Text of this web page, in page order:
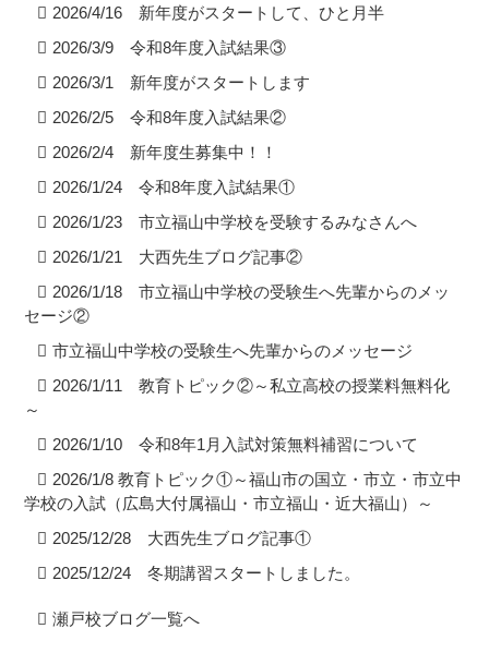
2026/4/16 新年度がスタートして、ひと月半
2026/3/9 令和8年度入試結果③
2026/3/1 新年度がスタートします
2026/2/5 令和8年度入試結果②
2026/2/4 新年度生募集中！！
2026/1/24 令和8年度入試結果①
2026/1/23 市立福山中学校を受験するみなさんへ
2026/1/21 大西先生ブログ記事②
2026/1/18 市立福山中学校の受験生へ先輩からのメッ
セージ②
市立福山中学校の受験生へ先輩からのメッセージ
2026/1/11 教育トピック②～私立高校の授業料無料化
～
2026/1/10 令和8年1月入試対策無料補習について
2026/1/8 教育トピック①～福山市の国立・市立・市立中
学校の入試（広島大付属福山・市立福山・近大福山）～
2025/12/28 大西先生ブログ記事①
2025/12/24 冬期講習スタートしました。
瀬戸校ブログ一覧へ